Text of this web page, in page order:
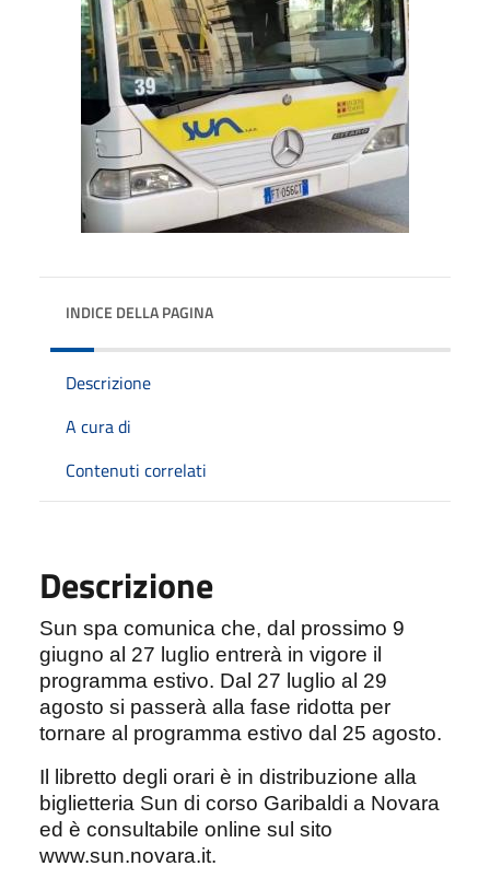
INDICE DELLA PAGINA
Descrizione
A cura di
Contenuti correlati
Descrizione
Sun spa comunica che, dal prossimo 9
giugno al 27 luglio entrerà in vigore il
programma estivo. Dal 27 luglio al 29
agosto si passerà alla fase ridotta per
tornare al programma estivo dal 25 agosto.
Il libretto degli orari è in distribuzione alla
biglietteria Sun di corso Garibaldi a Novara
ed è consultabile online sul sito
www.sun.novara.it.